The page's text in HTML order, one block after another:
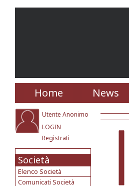
Home News
Utente Anonimo
LOGIN
Registrati
Società
Elenco Società
Comunicati Società